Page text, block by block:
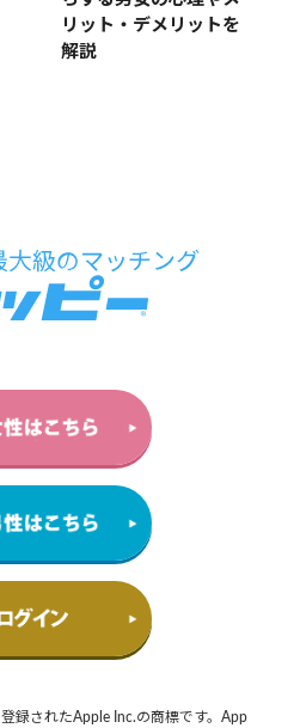
リット・デメリットを
解説
録されたApple Inc.の商標です。App